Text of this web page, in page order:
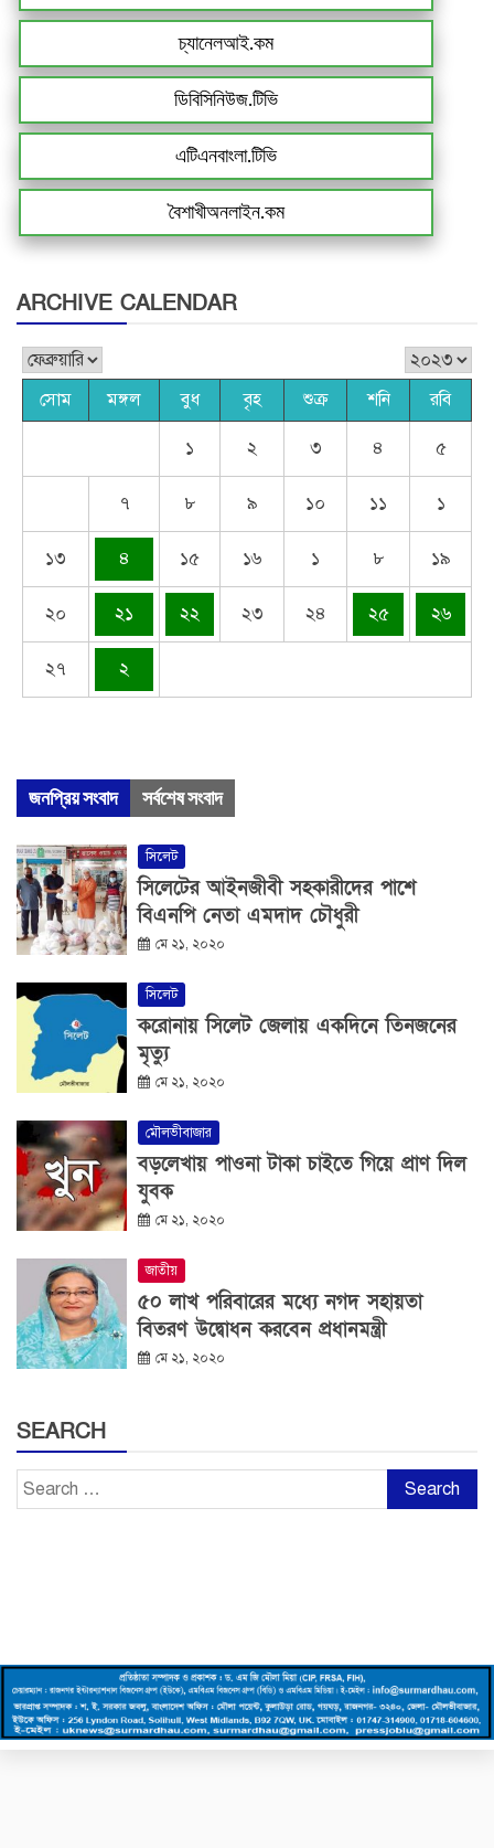
চ্যানেলআই.কম
ডিবিসিনিউজ.টিভি
এটিএনবাংলা.টিভি
বৈশাখীঅনলাইন.কম
ARCHIVE CALENDAR
সোম মঙ্গল বুধ বৃহ শুক্র শনি রবি
১ ২ ৩ ৪ ৫
৭ ৮ ৯ ১০ ১১ ১
১৩ ৪ ১৫ ১৬ ১ ৮ ১৯
২০ ২১ ২২ ২৩ ২৪ ২৫ ২৬
২৭ ২
জনপ্রিয় সংবাদ সর্বশেষ সংবাদ
সিলেট
সিলেটের আইনজীবী সহকারীদের পাশে
বিএনপি নেতা এমদাদ চৌধুরী
মে ২১, ২০২০
সিলেট
করোনায় সিলেট জেলায় একদিনে তিনজনের
মৃত্যু
মে ২১, ২০২০
মৌলভীবাজার
বড়লেখায় পাওনা টাকা চাইতে গিয়ে প্রাণ দিল
যুবক
মে ২১, ২০২০
জাতীয়
৫০ লাখ পরিবারের মধ্যে নগদ সহায়তা
বিতরণ উদ্বোধন করবেন প্রধানমন্ত্রী
মে ২১, ২০২০
SEARCH
Search
for: